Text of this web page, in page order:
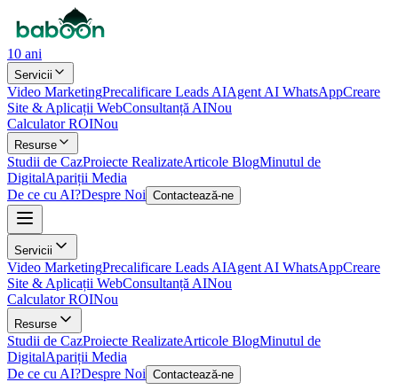
10 ani
Servicii
Video MarketingPrecalificare Leads AIAgent AI WhatsAppCreare
Site & Aplicații WebConsultanță AINou
Calculator ROINou
Resurse
Studii de CazProiecte RealizateArticole BlogMinutul de
DigitalApariții Media
De ce cu AI?Despre Noi Contactează-ne
Servicii
Video MarketingPrecalificare Leads AIAgent AI WhatsAppCreare
Site & Aplicații WebConsultanță AINou
Calculator ROINou
Resurse
Studii de CazProiecte RealizateArticole BlogMinutul de
DigitalApariții Media
De ce cu AI?Despre Noi Contactează-ne